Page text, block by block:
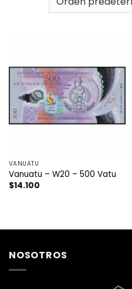
VANUATU
Vanuatu – W20 – 500 Vatu
$14.100
NOSOTROS